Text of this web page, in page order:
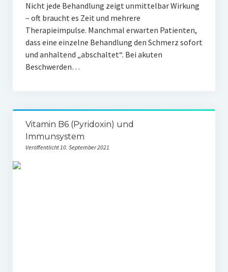
Nicht jede Behandlung zeigt unmittelbar Wirkung
– oft braucht es Zeit und mehrere
Therapieimpulse. Manchmal erwarten Patienten,
dass eine einzelne Behandlung den Schmerz sofort
und anhaltend „abschaltet“. Bei akuten
Beschwerden…
Vitamin B6 (Pyridoxin) und
Immunsystem
Veröffentlicht 10. September 2021